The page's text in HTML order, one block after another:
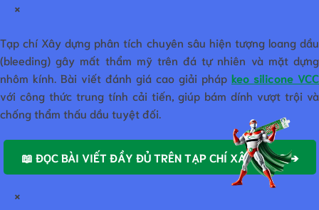
×
Tạp chí Xây dựng phân tích chuyên sâu hiện tượng loang dầu
(bleeding) gây mất thẩm mỹ trên đá tự nhiên và mặt dựng
nhôm kính. Bài viết đánh giá cao giải pháp keo silicone VCC
với công thức trung tính cải tiến, giúp bám dính vượt trội và
chống thẩm thấu dầu tuyệt đối.
📖 ĐỌC BÀI VIẾT ĐẦY ĐỦ TRÊN TẠP CHÍ XÂY DỰNG ➔
×